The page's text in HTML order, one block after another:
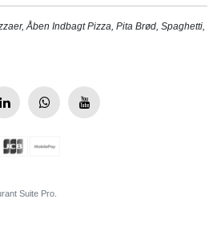
,Åben Indbagt Pizza, Pita Brød, Spaghetti,
Suite Pro.